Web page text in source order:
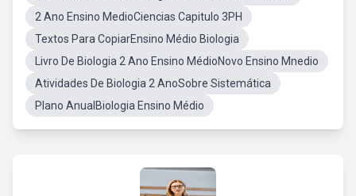
2 Ano Ensino MedioCiencias Capitulo 3PH
Textos Para CopiarEnsino Médio Biologia
Livro De Biologia 2 Ano Ensino MédioNovo Ensino Mnedio
Atividades De Biologia 2 AnoSobre Sistemática
Plano AnualBiologia Ensino Médio